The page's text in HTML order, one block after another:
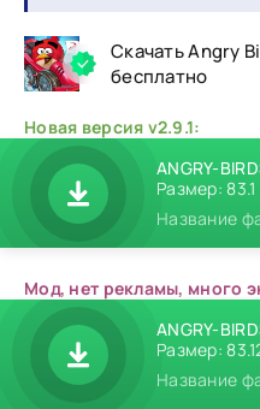
Скачать Angry
бесплатно
Новая версия v2.9.1:
ANGRY-
Размер:
Мод, нет рекламы, много
ANGRY-
Размер: